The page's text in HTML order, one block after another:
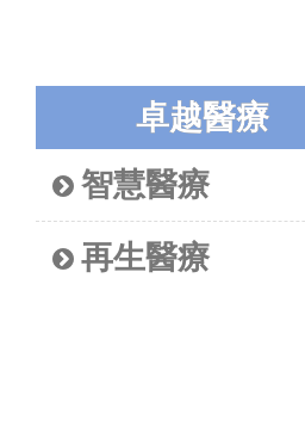
卓越醫療
智慧醫療
再生醫療